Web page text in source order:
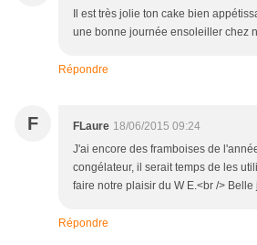
Il est très jolie ton cake bien
une bonne journée ensoleiller chez
Répondre
F FLaure 18/06/2015 09:24
J'ai encore des framboises de
congélateur, il serait temps de les
faire notre plaisir du W E.<br />
Répondre